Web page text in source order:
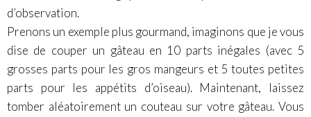
d’observation.
Prenons un exemple plus gourmand, imaginons que je vous
dise de couper un gâteau en 10 parts inégales (avec 5
grosses parts pour les gros mangeurs et 5 toutes petites
parts pour les appétits d’oiseau). Maintenant, laissez
tomber aléatoirement un couteau sur votre gâteau. Vous